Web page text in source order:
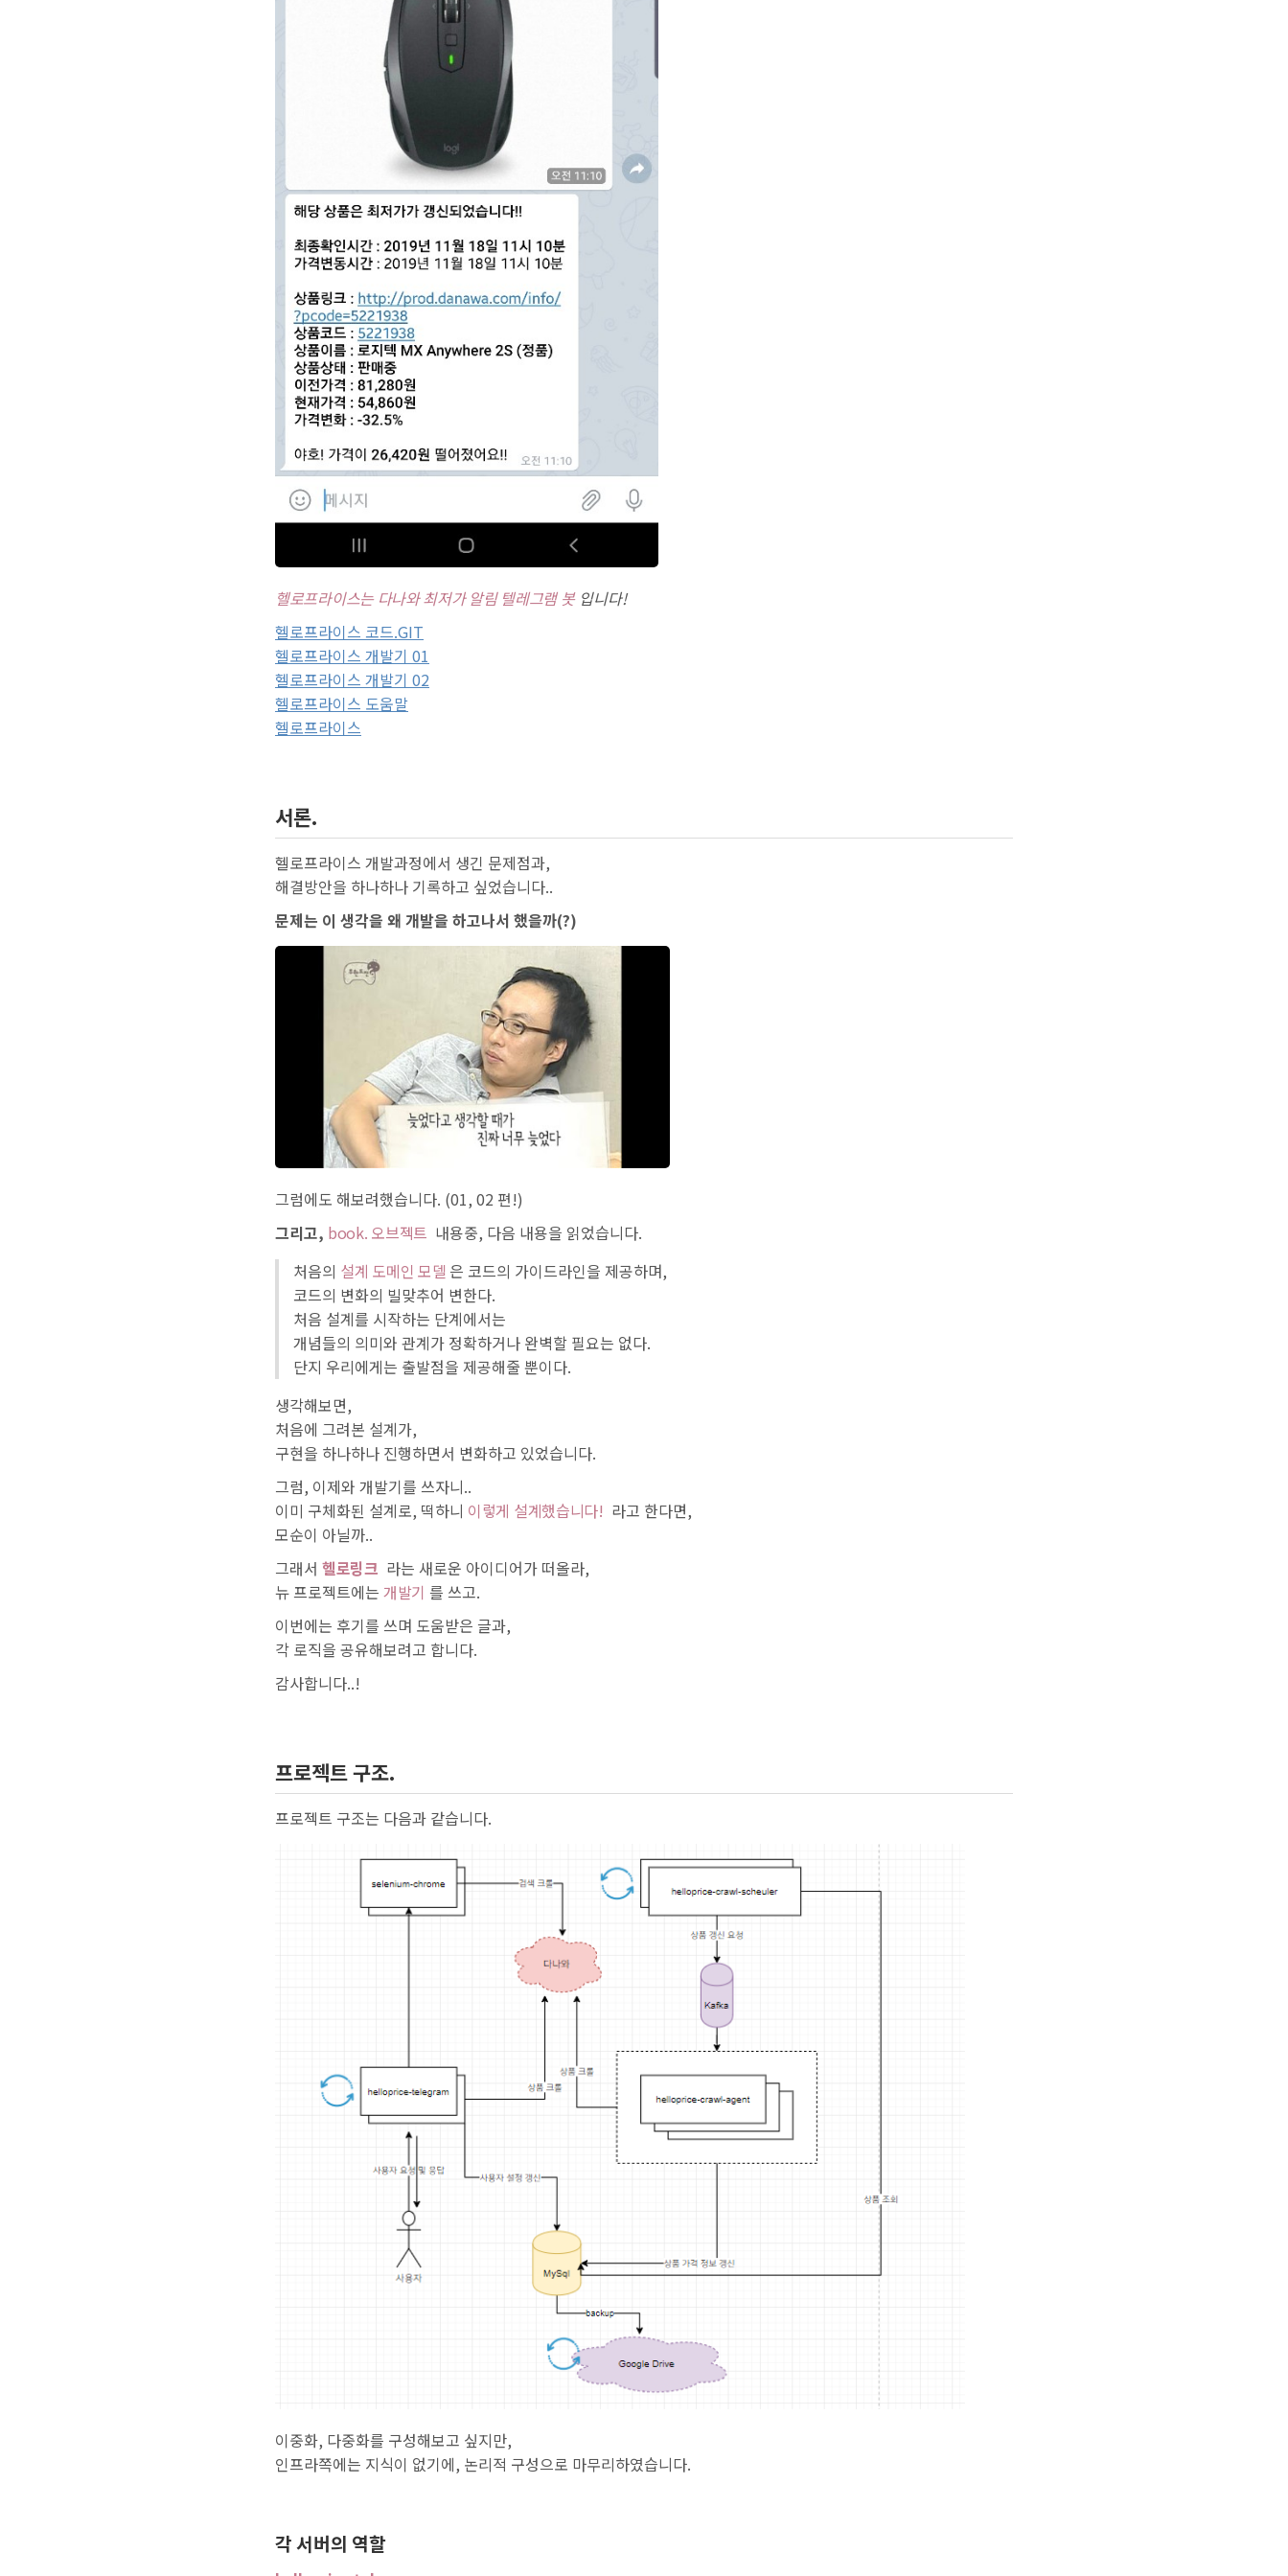
헬로프라이스는 다나와 최저가 알림 텔레그램 봇 입니다!
헬로프라이스 코드.GIT
헬로프라이스 개발기 01
헬로프라이스 개발기 02
헬로프라이스 도움말
헬로프라이스
서론.
헬로프라이스 개발과정에서 생긴 문제점과,
해결방안을 하나하나 기록하고 싶었습니다..
문제는 이 생각을 왜 개발을 하고나서 했을까(?)
그럼에도 해보려했습니다. (01, 02 편!)
그리고, book. 오브젝트 내용중, 다음 내용을 읽었습니다.
처음의 설계 도메인 모델 은 코드의 가이드라인을 제공하며,
코드의 변화의 빌맞추어 변한다.
처음 설계를 시작하는 단계에서는
개념들의 의미와 관계가 정확하거나 완벽할 필요는 없다.
단지 우리에게는 출발점을 제공해줄 뿐이다.
생각해보면,
처음에 그려본 설계가,
구현을 하나하나 진행하면서 변화하고 있었습니다.
그럼, 이제와 개발기를 쓰자니..
이미 구체화된 설계로, 떡하니 이렇게 설계했습니다! 라고 한다면,
모순이 아닐까..
그래서 헬로링크 라는 새로운 아이디어가 떠올라,
뉴 프로젝트에는 개발기 를 쓰고.
이번에는 후기를 쓰며 도움받은 글과,
각 로직을 공유해보려고 합니다.
감사합니다..!
프로젝트 구조.
프로젝트 구조는 다음과 같습니다.
이중화, 다중화를 구성해보고 싶지만,
인프라쪽에는 지식이 없기에, 논리적 구성으로 마무리하였습니다.
각 서버의 역할